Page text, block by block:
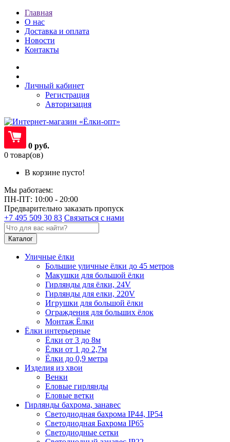
Главная
О нас
Доставка и оплата
Новости
Контакты
Личный кабинет
Регистрация
Авторизация
0 руб.
0 товар(ов)
В корзине пусто!
Мы работаем:
ПН-ПТ: 10:00 - 20:00
Предварительно заказать пропуск
+7 495 509 30 83 Связаться с нами
Каталог
Уличные ёлки
Большие уличные ёлки до 45 метров
Макушки для большой ёлки
Гирлянды для ёлки, 24V
Гирлянды для елки, 220V
Игрушки для большой ёлки
Ограждения для больших ёлок
Монтаж Ёлки
Ёлки интерьерные
Ёлки от 3 до 8м
Ёлки от 1 до 2,7м
Ёлки до 0,9 метра
Изделия из хвои
Венки
Еловые гирлянды
Еловые ветки
Гирлянды бахрома, занавес
Светодиодная бахрома IP44, IP54
Светодиодная Бахрома IP65
Светодиодные сетки